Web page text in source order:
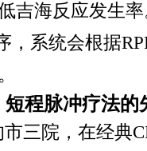
吉海反应发生
，系统会根据
程脉冲疗法的
三院，在经典